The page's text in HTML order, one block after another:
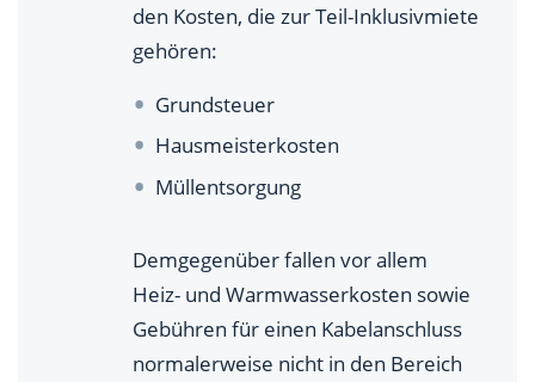
den Kosten, die zur Teil-Inklusivmiete
gehören:
Grundsteuer
Hausmeisterkosten
Müllentsorgung
Demgegenüber fallen vor allem
Heiz- und Warmwasserkosten sowie
Gebühren für einen Kabelanschluss
normalerweise nicht in den Bereich